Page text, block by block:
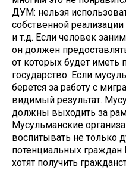
ДУМ: нельзя
собственной
и т.д. Если человек
он должен
от которых будет иметь
государство. Если
берется за работу с
видимый результат.
должны выходить за
Мусульманские
воспитывать не только
потенциальных
хотят получить